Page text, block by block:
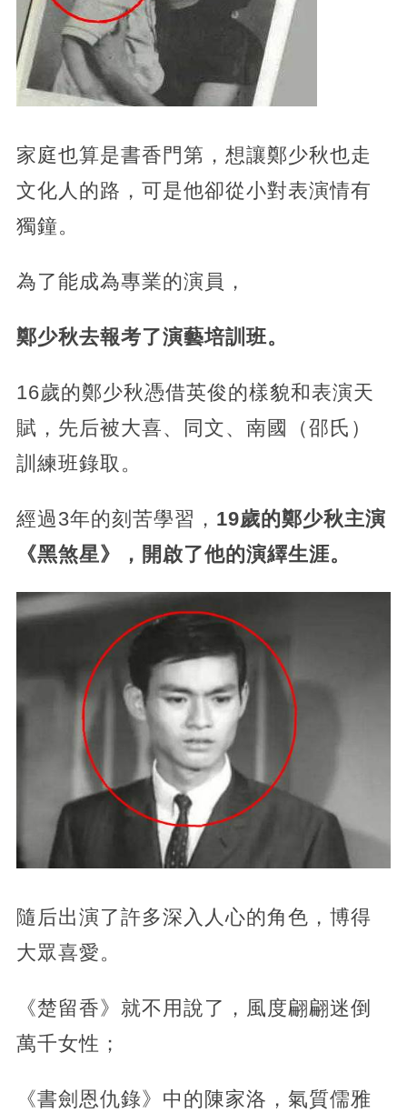
家庭也算是書香門第，想讓鄭少秋也走
文化人的路，可是他卻從小對表演情有
獨鐘。
為了能成為專業的演員，
鄭少秋去報考了演藝培訓班。
16歲的鄭少秋憑借英俊的樣貌和表演天
賦，先后被大喜、同文、南國（邵氏）
訓練班錄取。
經過3年的刻苦學習， 19歲的鄭少秋主演
《黑煞星》，開啟了他的演繹生涯。
隨后出演了許多深入人心的角色，博得
大眾喜愛。
《楚留香》就不用說了，風度翩翩迷倒
萬千女性；
《書劍恩仇錄》中的陳家洛，氣質儒雅